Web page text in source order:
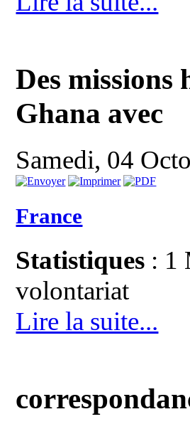
Des missions
Ghana avec
Samedi, 04
France
Statistiques : 1
volontariat
Lire la suite...